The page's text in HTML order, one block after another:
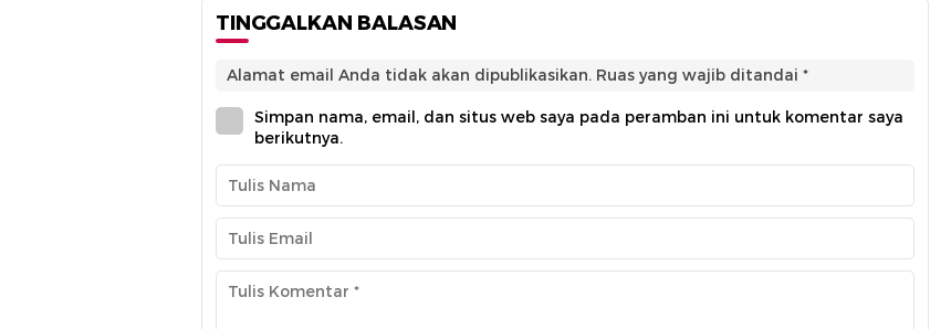
TINGGALKAN BALASAN
Alamat email Anda tidak akan dipublikasikan. Ruas yang wajib ditandai *
Simpan nama, email, dan situs web saya pada peramban ini untuk komentar saya
berikutnya.